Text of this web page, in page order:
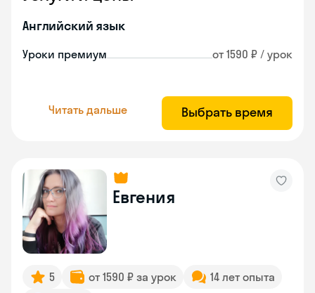
Английский язык
Уроки премиум от 1590 ₽ / урок
Читать дальше Выбрать время
Евгения
5 от 1590 ₽ за урок
14 лет опыта